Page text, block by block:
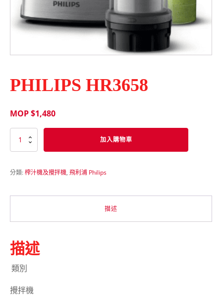
PHILIPS HR3658
MOP $1,480
PHILIPS
HR3658
加入購物車
分類:榨汁機及攪拌機, 飛利浦 Philips
描述
描述
類別
攪拌機